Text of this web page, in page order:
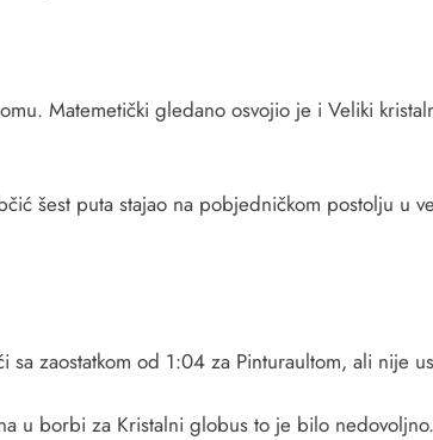
Matemetički gledano osvojio je i Veliki
šest puta stajao na pobjedničkom postolju u
zaostatkom od 1:04 za Pinturaultom, ali
u borbi za Kristalni globus to je bilo